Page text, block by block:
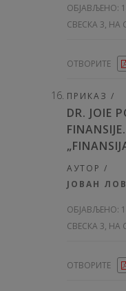
ОБЈАВЉЕНО:
СВЕСКА 3, НА
ОТВОРИТЕ
ПРИКАЗ /
DR. JOIE
АУТОР /
ЈОВАН
ОБЈАВЉЕНО:
СВЕСКА 3, НА
ОТВОРИТЕ